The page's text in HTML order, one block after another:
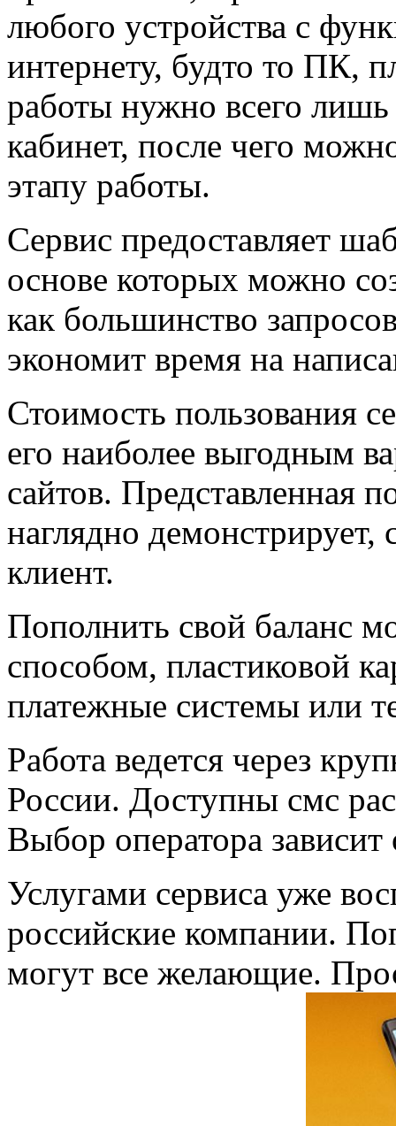
любого устройства с
интернету, будто то ПК,
работы нужно всего лишь
кабинет, после чего
этапу работы.
Сервис предоставляет
основе которых можно
как большинство
экономит время на
Стоимость пользования
его наиболее выгодным
сайтов. Представленная
наглядно демонстрирует,
клиент.
Пополнить свой баланс
способом, пластиковой
платежные системы или
Работа ведется через
России. Доступны смс
Выбор оператора
Услугами сервиса уже
российские компании.
могут все желающие.